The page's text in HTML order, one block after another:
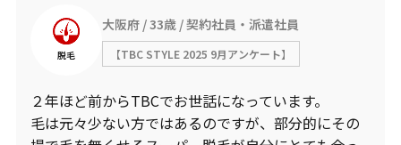
脱毛
大阪府 33歳 契約社員・派遣社員
【TBC STYLE 2025 9月アンケート】
２年ほど前からTBCでお世話になっています。
毛は元々少ない方ではあるのですが、部分的にその